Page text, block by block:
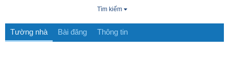
Tìm kiếm
Tường nhà Bài đăng Thông tin